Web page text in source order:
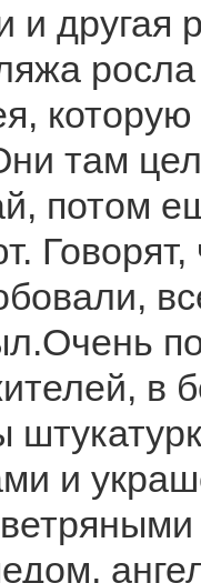
другая
там
потом
Говорят,
в
и